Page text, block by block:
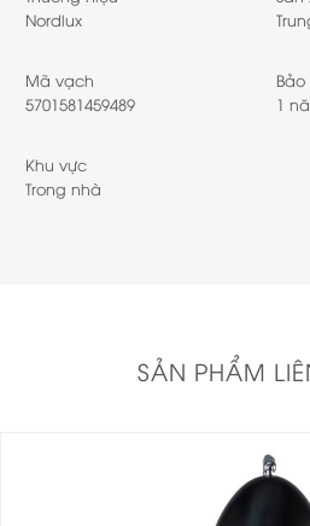
Nordlux
Mã vạch
5701581459489
1
Khu vực
Trong nhà
SẢN PHẨM